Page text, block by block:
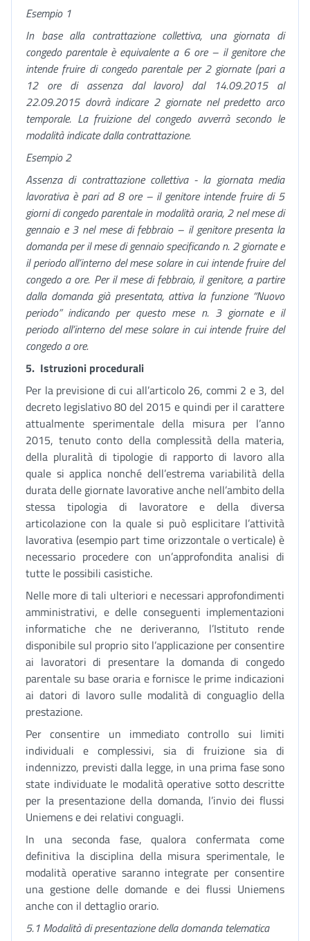
Esempio 1
In base alla contrattazione collettiva, una giornata di
congedo parentale è equivalente a 6 ore – il genitore che
intende fruire di congedo parentale per 2 giornate (pari a
12 ore di assenza dal lavoro) dal 14.09.2015 al
22.09.2015 dovrà indicare 2 giornate nel predetto arco
temporale. La fruizione del congedo avverrà secondo le
modalità indicate dalla contrattazione.
Esempio 2
Assenza di contrattazione collettiva - la giornata media
lavorativa è pari ad 8 ore – il genitore intende fruire di 5
giorni di congedo parentale in modalità oraria, 2 nel mese di
gennaio e 3 nel mese di febbraio – il genitore presenta la
domanda per il mese di gennaio specificando n. 2 giornate e
il periodo all’interno del mese solare in cui intende fruire del
congedo a ore. Per il mese di febbraio, il genitore, a partire
dalla domanda già presentata, attiva la funzione “Nuovo
periodo” indicando per questo mese n. 3 giornate e il
periodo all’interno del mese solare in cui intende fruire del
congedo a ore.
5. Istruzioni procedurali
Per la previsione di cui all’articolo 26, commi 2 e 3, del
decreto legislativo 80 del 2015 e quindi per il carattere
attualmente sperimentale della misura per l’anno
2015, tenuto conto della complessità della materia,
della pluralità di tipologie di rapporto di lavoro alla
quale si applica nonché dell’estrema variabilità della
durata delle giornate lavorative anche nell’ambito della
stessa tipologia di lavoratore e della diversa
articolazione con la quale si può esplicitare l’attività
lavorativa (esempio part time orizzontale o verticale) è
necessario procedere con un’approfondita analisi di
tutte le possibili casistiche.
Nelle more di tali ulteriori e necessari approfondimenti
amministrativi, e delle conseguenti implementazioni
informatiche che ne deriveranno, l’Istituto rende
disponibile sul proprio sito l’applicazione per consentire
ai lavoratori di presentare la domanda di congedo
parentale su base oraria e fornisce le prime indicazioni
ai datori di lavoro sulle modalità di conguaglio della
prestazione.
Per consentire un immediato controllo sui limiti
individuali e complessivi, sia di fruizione sia di
indennizzo, previsti dalla legge, in una prima fase sono
state individuate le modalità operative sotto descritte
per la presentazione della domanda, l’invio dei flussi
Uniemens e dei relativi conguagli.
In una seconda fase, qualora confermata come
definitiva la disciplina della misura sperimentale, le
modalità operative saranno integrate per consentire
una gestione delle domande e dei flussi Uniemens
anche con il dettaglio orario.
5.1 Modalità di presentazione della domanda telematica